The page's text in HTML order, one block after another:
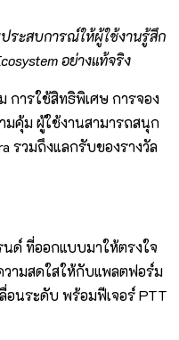
ระสบการณ์ให้ผู้ใช้งานรู้สึก
อย่างแท้จริง
การใช้สิทธิพิเศษ การจอง
มคุ้ม ผู้ใช้งานสามารถสนุก
รวมถึงแลกรับของรางวัล
นด์ ที่ออกแบบมาให้ตรงใจ
วามสดใสให้กับแพลตฟอร์ม
อนระดับ พร้อมฟีเจอร์ PTT